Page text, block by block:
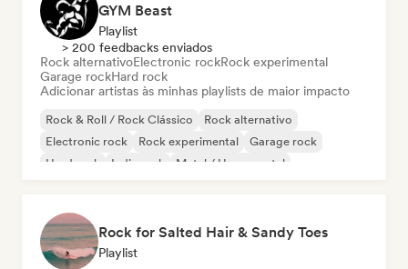
GYM Beast
Playlist
> 200 feedbacks enviados
Rock alternativoElectronic rockRock experimental
Garage rockHard rock
Adicionar artistas às minhas playlists de maior impacto
Rock & Roll / Rock Clássico
Rock alternativo
Electronic rock
Rock experimental
Garage rock
Hard rock
Indie rock Metal / Heavy metal
Rock for Salted Hair & Sandy Toes
Playlist